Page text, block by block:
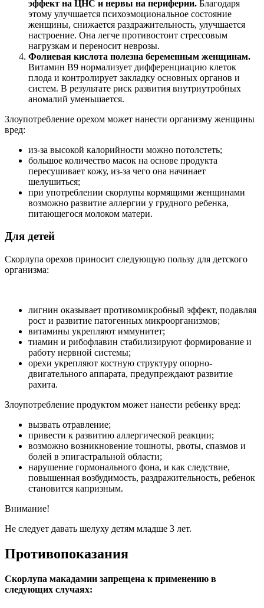
эффект на ЦНС и нервы на периферии. Благодаря
этому улучшается психоэмоциональное состояние
женщины, снижается раздражительность, улучшается
настроение. Она легче противостоит стрессовым
нагрузкам и переносит неврозы.
Фолиевая кислота полезна беременным женщинам.
Витамин B9 нормализует дифференциацию клеток
плода и контролирует закладку основных органов и
систем. В результате риск развития внутриутробных
аномалий уменьшается.
Злоупотребление орехом может нанести организму женщины
вред:
из-за высокой калорийности можно потолстеть;
большое количество масок на основе продукта
пересушивает кожу, из-за чего она начинает
шелушиться;
при употреблении скорлупы кормящими женщинами
возможно развитие аллергии у грудного ребенка,
питающегося молоком матери.
Для детей
Скорлупа орехов приносит следующую пользу для детского
организма:
лигнин оказывает противомикробный эффект, подавляя
рост и развитие патогенных микроорганизмов;
витамины укрепляют иммунитет;
тиамин и рибофлавин стабилизируют формирование и
работу нервной системы;
орехи укрепляют костную структуру опорно-
двигательного аппарата, предупреждают развитие
рахита.
Злоупотребление продуктом может нанести ребенку вред:
вызвать отравление;
привести к развитию аллергической реакции;
возможно возникновение тошноты, рвоты, спазмов и
болей в эпигастральной области;
нарушение гормонального фона, и как следствие,
повышенная возбудимость, раздражительность, ребенок
становится капризным.
Внимание!
Не следует давать шелуху детям младше 3 лет.
Противопоказания
Скорлупа макадамии запрещена к применению в
следующих случаях: